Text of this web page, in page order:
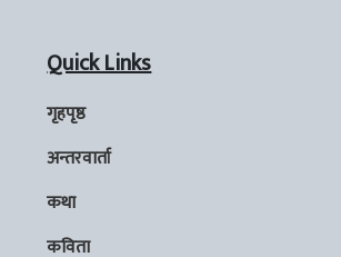
Quick Links
गृहपृष्ठ
अन्तरवार्ता
कथा
कविता